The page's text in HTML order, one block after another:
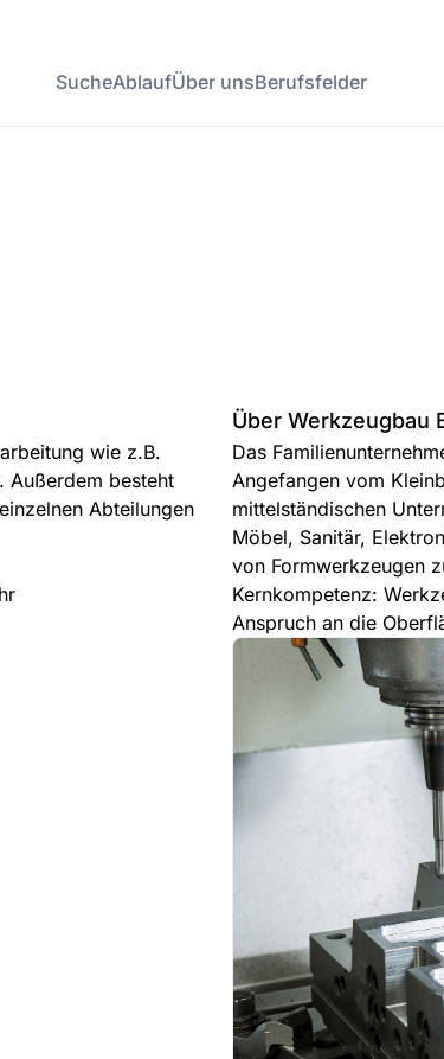
SucheAblaufÜber unsBerufsfelder
wie z.B.
Außerdem besteht
Abteilungen
Über Werkzeugbau
Das
Angefangen vom
mittelständischen
Möbel, Sanitär,
von Formwerkzeugen
Kernkompetenz:
Anspruch an die